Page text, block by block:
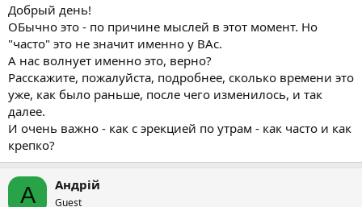
Добрый день!
ОБычно это - по причине мыслей в этот момент. Но
"часто" это не значит именно у ВАс.
А нас волнует именно это, верно?
Расскажите, пожалуйста, подробнее, сколько времени это
уже, как было раньше, после чего изменилось, и так
далее.
И очень важно - как с эрекцией по утрам - как часто и как
крепко?
А Андрій
Guest